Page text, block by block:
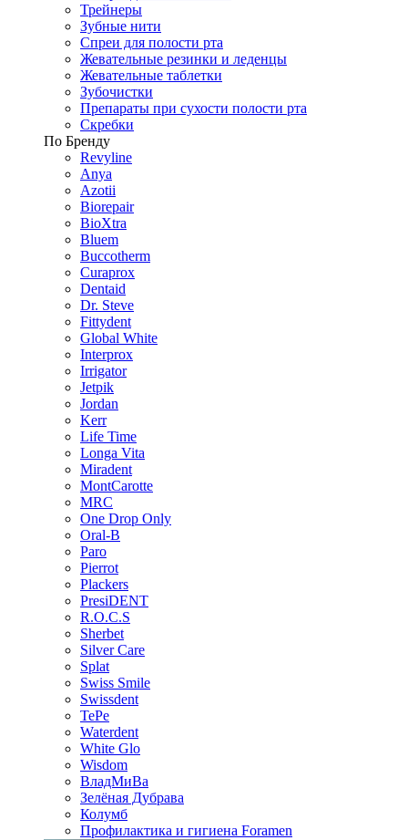
Трейнеры
Зубные нити
Спреи для полости рта
Жевательные резинки и леденцы
Жевательные таблетки
Зубочистки
Препараты при сухости полости рта
Скребки
По Бренду
Revyline
Anya
Azotii
Biorepair
BioXtra
Bluem
Buccotherm
Curaprox
Dentaid
Dr. Steve
Fittydent
Global White
Interprox
Irrigator
Jetpik
Jordan
Kerr
Life Time
Longa Vita
Miradent
MontCarotte
MRC
One Drop Only
Oral-B
Paro
Pierrot
Plackers
PresiDENT
R.O.C.S
Sherbet
Silver Care
Splat
Swiss Smile
Swissdent
TePe
Waterdent
White Glo
Wisdom
ВладМиВа
Зелёная Дубрава
Колумб
Профилактика и гигиена Foramen